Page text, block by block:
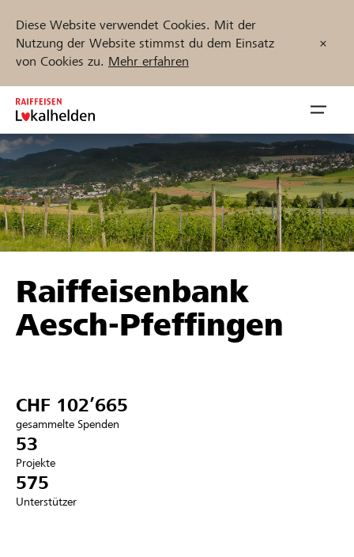
Diese Website verwendet Cookies. Mit der
Nutzung der Website stimmst du dem Einsatz
von Cookies zu. Mehr erfahren
Zum
Inhalt
springen
öffnen
Unterstützen
Hilfe & Support
Anmelden
Projekte und Organisationen finden
Jetzt starten
Raiffeisenbank
Aesch-Pfeffingen
CHF 102’665
gesammelte Spenden
53
Projekte
575
Unterstützer